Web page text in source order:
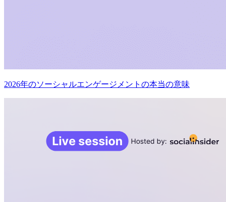
2026年のソーシャルエンゲージメントの本当の意味